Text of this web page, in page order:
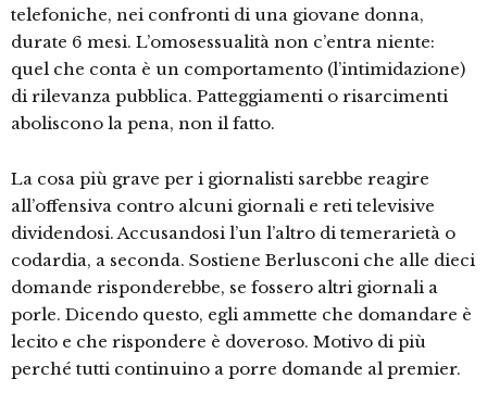
telefoniche, nei confronti di una giovane donna,
durate 6 mesi. L’omosessualità non c’entra niente:
quel che conta è un comportamento (l’intimidazione)
di rilevanza pubblica. Patteggiamenti o risarcimenti
aboliscono la pena, non il fatto.
La cosa più grave per i giornalisti sarebbe reagire
all’offensiva contro alcuni giornali e reti televisive
dividendosi. Accusandosi l’un l’altro di temerarietà o
codardia, a seconda. Sostiene Berlusconi che alle dieci
domande risponderebbe, se fossero altri giornali a
porle. Dicendo questo, egli ammette che domandare è
lecito e che rispondere è doveroso. Motivo di più
perché tutti continuino a porre domande al premier.